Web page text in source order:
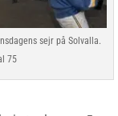
sejr på Solvalla.
75